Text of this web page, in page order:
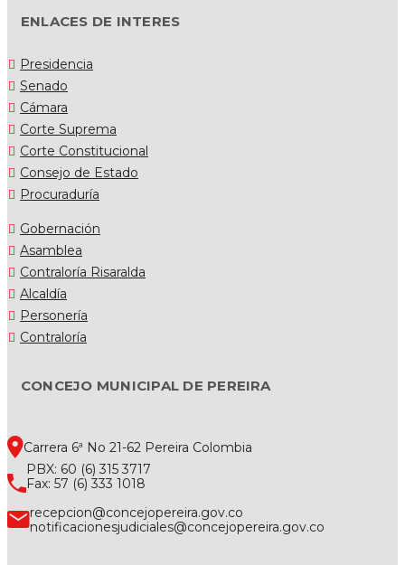
ENLACES DE INTERES
Presidencia
Senado
Cámara
Corte Suprema
Corte Constitucional
Consejo de Estado
Procuraduría
Gobernación
Asamblea
Contraloría Risaralda
Alcaldía
Personería
Contraloría
CONCEJO MUNICIPAL DE PEREIRA
Carrera 6ª No 21-62 Pereira Colombia
PBX: 60 (6) 315 3717
Fax: 57 (6) 333 1018
recepcion@concejopereira.gov.co
notificacionesjudiciales@concejopereira.gov.co